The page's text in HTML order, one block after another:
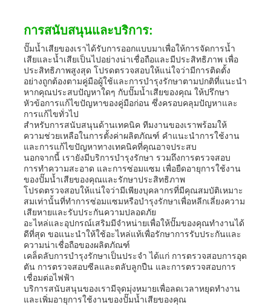
การสนับสนุนและบริการ:
ปั๊มน้ำเสียของเราได้รับการออกแบบมาเพื่อให้การจัดการน้ำ
เสียและน้ำเสียเป็นไปอย่างน่าเชื่อถือและมีประสิทธิภาพ เพื่อ
ประสิทธิภาพสูงสุด โปรดตรวจสอบให้แน่ใจว่ามีการติดตั้ง
อย่างถูกต้องตามคู่มือผู้ใช้และการบำรุงรักษาตามปกติที่แนะนำ
หากคุณประสบปัญหาใดๆ กับปั๊มน้ำเสียของคุณ ให้ปรึกษา
หัวข้อการแก้ไขปัญหาของคู่มือก่อน ซึ่งครอบคลุมปัญหาและ
การแก้ไขทั่วไป
สำหรับการสนับสนุนด้านเทคนิค ทีมงานของเราพร้อมให้
ความช่วยเหลือในการตั้งค่าผลิตภัณฑ์ คำแนะนำการใช้งาน
และการแก้ไขปัญหาทางเทคนิคที่คุณอาจประสบ
นอกจากนี้ เรายังมีบริการบำรุงรักษา รวมถึงการตรวจสอบ
การทำความสะอาด และการซ่อมแซม เพื่อยืดอายุการใช้งาน
ของปั๊มน้ำเสียของคุณและรักษาประสิทธิภาพ
โปรดตรวจสอบให้แน่ใจว่ามีเพียงบุคลากรที่มีคุณสมบัติเหมาะ
สมเท่านั้นที่ทำการซ่อมแซมหรือบำรุงรักษาเพื่อหลีกเลี่ยงความ
เสียหายและรับประกันความปลอดภัย
อะไหล่และอุปกรณ์เสริมมีจำหน่ายเพื่อให้ปั๊มของคุณทำงานได้
ดีที่สุด ขอแนะนำให้ใช้อะไหล่แท้เพื่อรักษาการรับประกันและ
ความน่าเชื่อถือของผลิตภัณฑ์
เคล็ดลับการบำรุงรักษาเป็นประจำ ได้แก่ การตรวจสอบการอุด
ตัน การตรวจสอบซีลและตลับลูกปืน และการตรวจสอบการ
เชื่อมต่อไฟฟ้า
บริการสนับสนุนของเรามีจุดมุ่งหมายเพื่อลดเวลาหยุดทำงาน
และเพิ่มอายุการใช้งานของปั๊มน้ำเสียของคุณ